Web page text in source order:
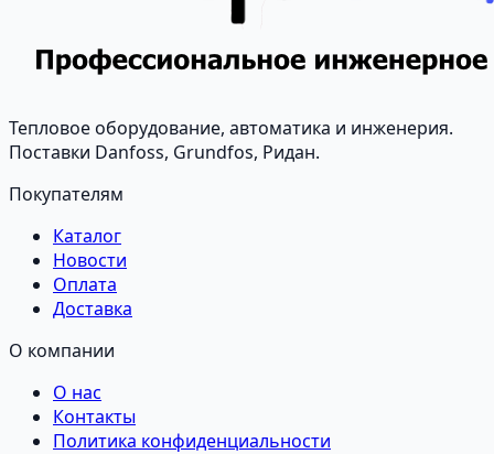
Тепловое оборудование, автоматика и инженерия.
Поставки Danfoss, Grundfos, Ридан.
Покупателям
Каталог
Новости
Оплата
Доставка
О компании
О нас
Контакты
Политика конфиденциальности